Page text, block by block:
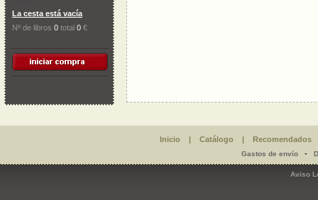
La cesta está vacía
Nº de libros 0 total 0 €
Inicio | Catálogo | Recomendados
Gastos de envío-
Aviso